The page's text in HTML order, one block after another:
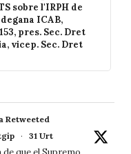
sobre l'IRPH de
ICAB,
pres. Sec. Dret
vicep. Sec. Dret
Retweeted
· 31 Urt